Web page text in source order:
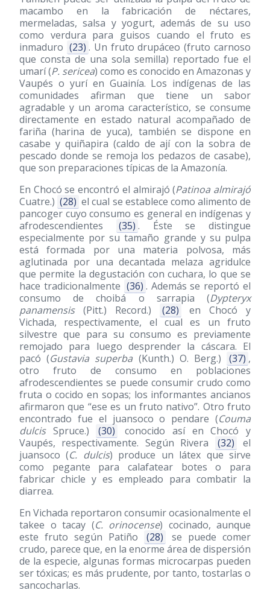
macambo en la fabricación de néctares,
mermeladas, salsa y yogurt, además de su uso
como verdura para guisos cuando el fruto es
inmaduro (23) . Un fruto drupáceo (fruto carnoso
que consta de una sola semilla) reportado fue el
umarí (P. sericea) como es conocido en Amazonas y
Vaupés o yurí en Guainía. Los indígenas de las
comunidades afirman que tiene un sabor
agradable y un aroma característico, se consume
directamente en estado natural acompañado de
fariña (harina de yuca), también se dispone en
casabe y quiñapira (caldo de ají con la sobra de
pescado donde se remoja los pedazos de casabe),
que son preparaciones típicas de la Amazonía.
En Chocó se encontró el almirajó (Patinoa almirajó
Cuatre.) (28) el cual se establece como alimento de
pancoger cuyo consumo es general en indígenas y
afrodescendientes
(35) . Éste se distingue
especialmente por su tamaño grande y su pulpa
está formada por una materia polvosa, más
aglutinada por una decantada melaza agridulce
que permite la degustación con cuchara, lo que se
hace tradicionalmente (36) . Además se reportó el
consumo de choibá o sarrapia (Dypteryx
panamensis(Pitt.) Record.) (28)
en Chocó y
Vichada, respectivamente, el cual es un fruto
silvestre que para su consumo es previamente
remojado para luego desprender la cáscara. El
pacó (Gustavia superba (Kunth.) O. Berg.) (37) ,
otro fruto de consumo en poblaciones
afrodescendientes se puede consumir crudo como
fruta o cocido en sopas; los informantes ancianos
afirmaron que “ese es un fruto nativo”. Otro fruto
encontrado fue el juansoco o pendare (Couma
dulcisSpruce.) (30)
conocido así en Chocó y
Vaupés, respectivamente. Según Rivera
(32)
el
juansoco (C. dulcis) produce un látex que sirve
como pegante para calafatear botes o para
fabricar chicle y es empleado para combatir la
diarrea.
En Vichada reportaron consumir ocasionalmente el
takee o tacay (C. orinocense) cocinado, aunque
este fruto según Patiño
(28)
se puede comer
crudo, parece que, en la enorme área de dispersión
de la especie, algunas formas microcarpas pueden
ser tóxicas; es más prudente, por tanto, tostarlas o
sancocharlas.